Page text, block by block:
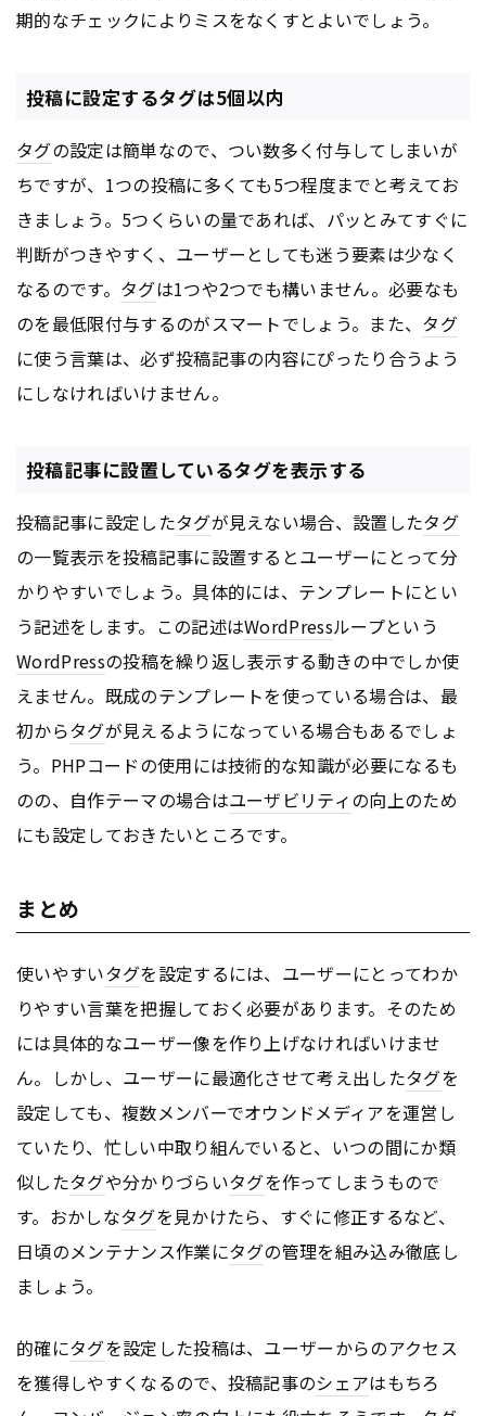
期的なチェックによりミスをなくすとよいでしょう。
投稿に設定するタグは5個以内
タグの設定は簡単なので、つい数多く付与してしまいが
ちですが、1つの投稿に多くても5つ程度までと考えてお
きましょう。5つくらいの量であれば、パッとみてすぐに
判断がつきやすく、ユーザーとしても迷う要素は少なく
なるのです。 タグは1つや2つでも構いません。必要なも
のを最低限付与するのがスマートでしょう。また、 タグ
に使う言葉は、必ず投稿記事の内容にぴったり合うよう
にしなければいけません。
投稿記事に設置しているタグを表示する
投稿記事に設定したタグが見えない場合、設置したタグ
の一覧表示を投稿記事に設置するとユーザーにとって分
かりやすいでしょう。具体的には、テンプレートにとい
う記述をします。この記述はWordPressループという
WordPressの投稿を繰り返し表示する動きの中でしか使
えません。既成のテンプレートを使っている場合は、最
初からタグが見えるようになっている場合もあるでしょ
う。PHPコードの使用には技術的な知識が必要になるも
のの、自作テーマの場合はユーザビリティの向上のため
にも設定しておきたいところです。
まとめ
使いやすいタグを設定するには、ユーザーにとってわか
りやすい言葉を把握しておく必要があります。そのため
には具体的なユーザー像を作り上げなければいけませ
ん。しかし、ユーザーに最適化させて考え出したタグを
設定しても、複数メンバーでオウンドメディアを運営し
ていたり、忙しい中取り組んでいると、いつの間にか類
似したタグや分かりづらいタグを作ってしまうもので
す。おかしなタグを見かけたら、すぐに修正するなど、
日頃のメンテナンス作業にタグの管理を組み込み徹底し
ましょう。
的確にタグを設定した投稿は、ユーザーからのアクセス
を獲得しやすくなるので、投稿記事のシェアはもちろ